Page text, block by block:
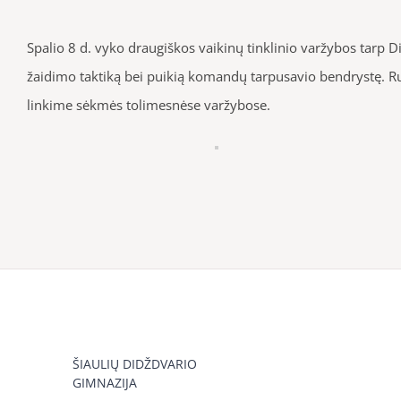
Spalio 8 d. vyko draugiškos vaikinų tinklinio varžybos tarp
žaidimo taktiką bei puikią komandų tarpusavio bendrystę.
linkime sėkmės tolimesnėse varžybose.
ŠIAULIŲ DIDŽDVARIO
GIMNAZIJA